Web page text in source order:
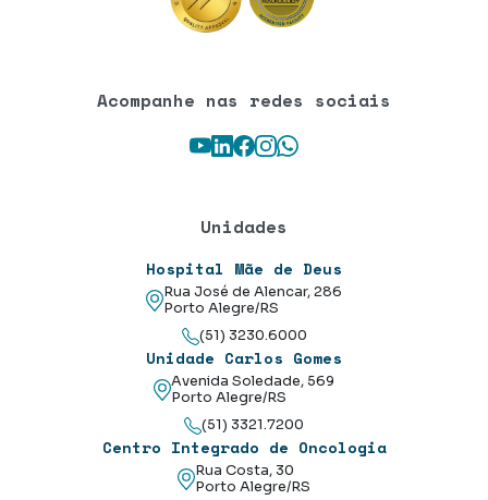
Acompanhe nas redes sociais
Youtube
LinkedIn
Facebook
Instagram
WhatsApp
Unidades
Hospital Mãe de Deus
Rua José de Alencar, 286
Porto Alegre/RS
(51) 3230.6000
Unidade Carlos Gomes
Avenida Soledade, 569
Porto Alegre/RS
(51) 3321.7200
Centro Integrado de Oncologia
Rua Costa, 30
Porto Alegre/RS